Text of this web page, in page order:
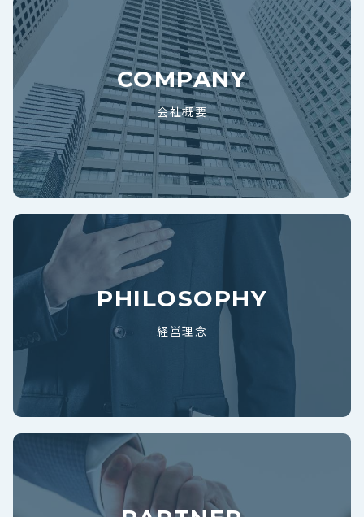
COMPANY
会社概要
PHILOSOPHY
経営理念